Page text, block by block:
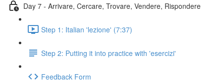
Day 7 - Arrivare, Cercare, Trovare, Vendere, Rispondere
Step 1: Italian 'lezione' (7:37)
Step 2: Putting it into practice with 'esercizi'
Feedback Form